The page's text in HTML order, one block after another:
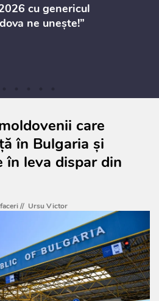
cu genericul
ne unește!”
care
în Bulgaria și
în leva dispar din
// Ursu Victor